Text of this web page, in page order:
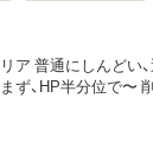
ア 普通にしんどい
ず、HP半分位で〜